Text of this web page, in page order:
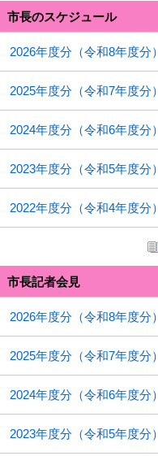
市長のスケジュール
2026年度分（令和8年度分）
2025年度分（令和7年度分）
2024年度分（令和6年度分）
2023年度分（令和5年度分）
2022年度分（令和4年度分）
市長記者会見
2026年度分（令和8年度分）
2025年度分（令和7年度分）
2024年度分（令和6年度分）
2023年度分（令和5年度分）